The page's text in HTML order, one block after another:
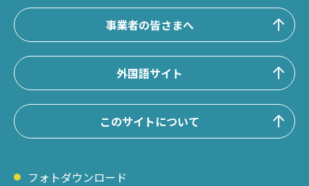
事業者の皆さまへ
外国語サイト
このサイトについて
フォトダウンロード